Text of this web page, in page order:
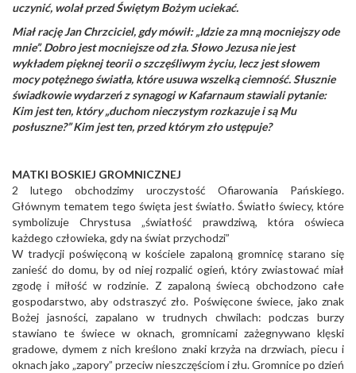
uczynić, wolał przed Świętym Bożym uciekać.
Miał rację Jan Chrzciciel, gdy mówił: „Idzie za mną mocniejszy ode
mnie”. Dobro jest mocniejsze od zła. Słowo Jezusa nie jest
wykładem pięknej teorii o szczęśliwym życiu, lecz jest słowem
mocy potężnego światła, które usuwa wszelką ciemność. Słusznie
świadkowie wydarzeń z synagogi w Kafarnaum stawiali pytanie:
Kim jest ten, który „duchom nieczystym rozkazuje i są Mu
posłuszne?” Kim jest ten, przed którym zło ustępuje?
MATKI BOSKIEJ GROMNICZNEJ
2 lutego obchodzimy uroczystość Ofiarowania Pańskiego.
Głównym tematem tego święta jest światło. Światło świecy, które
symbolizuje Chrystusa „światłość prawdziwą, która oświeca
każdego człowieka, gdy na świat przychodzi”
W tradycji poświęconą w kościele zapaloną gromnicę starano się
zanieść do domu, by od niej rozpalić ogień, który zwiastować miał
zgodę i miłość w rodzinie. Z zapaloną świecą obchodzono całe
gospodarstwo, aby odstraszyć zło. Poświęcone świece, jako znak
Bożej jasności, zapalano w trudnych chwilach: podczas burzy
stawiano te świece w oknach, gromnicami zażegnywano klęski
gradowe, dymem z nich kreślono znaki krzyża na drzwiach, piecu i
oknach jako „zapory” przeciw nieszczęściom i złu. Gromnice po dzień